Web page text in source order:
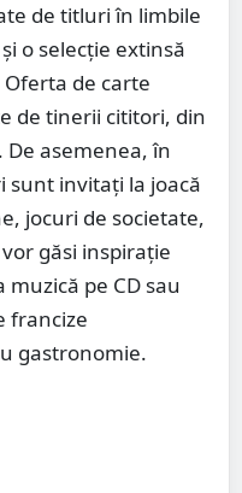
de titluri în limbile
o selecție extinsă
de carte
de tinerii cititori, din
De asemenea, în
sunt invitați la joacă
jocuri de societate,
găsi inspirație
muzică pe CD sau
francize
gastronomie.